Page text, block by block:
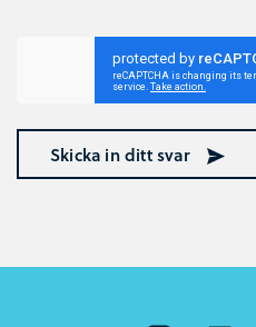
Skicka in ditt svar